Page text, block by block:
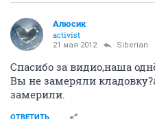
Алюсик
activist
21 мая 2012 Siberian
Спасибо за видио,наша
Вы не замеряли
замерили.